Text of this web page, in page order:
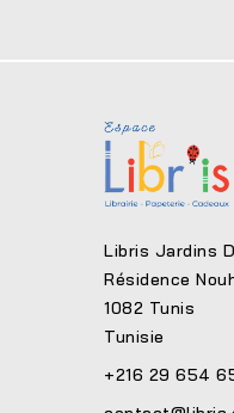
Libris Jardins
Résidence
1082 Tunis
Tunisie
+216 29 654